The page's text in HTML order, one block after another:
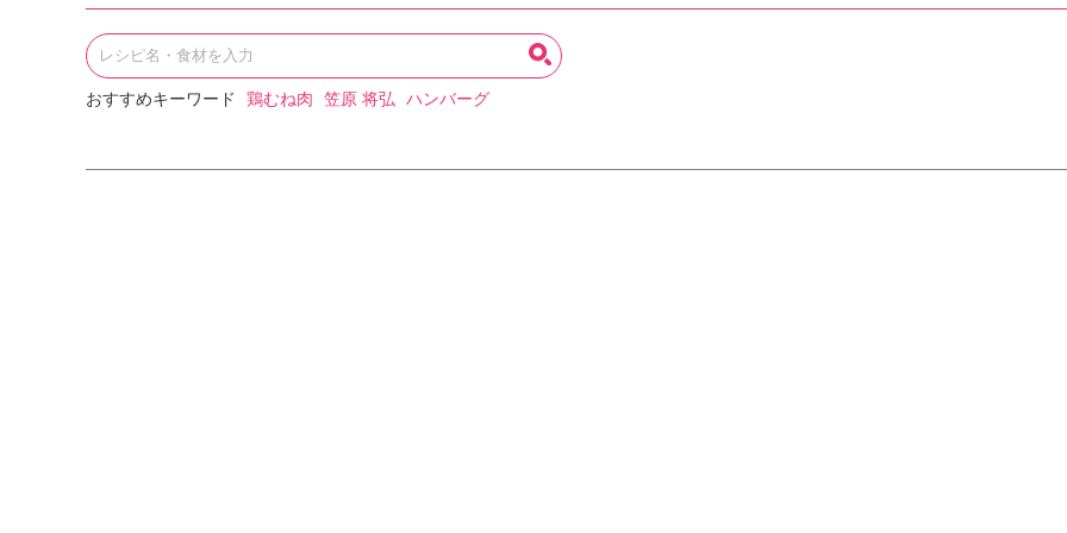
おすすめキーワード 鶏むね肉 笠原 将弘 ハンバーグ